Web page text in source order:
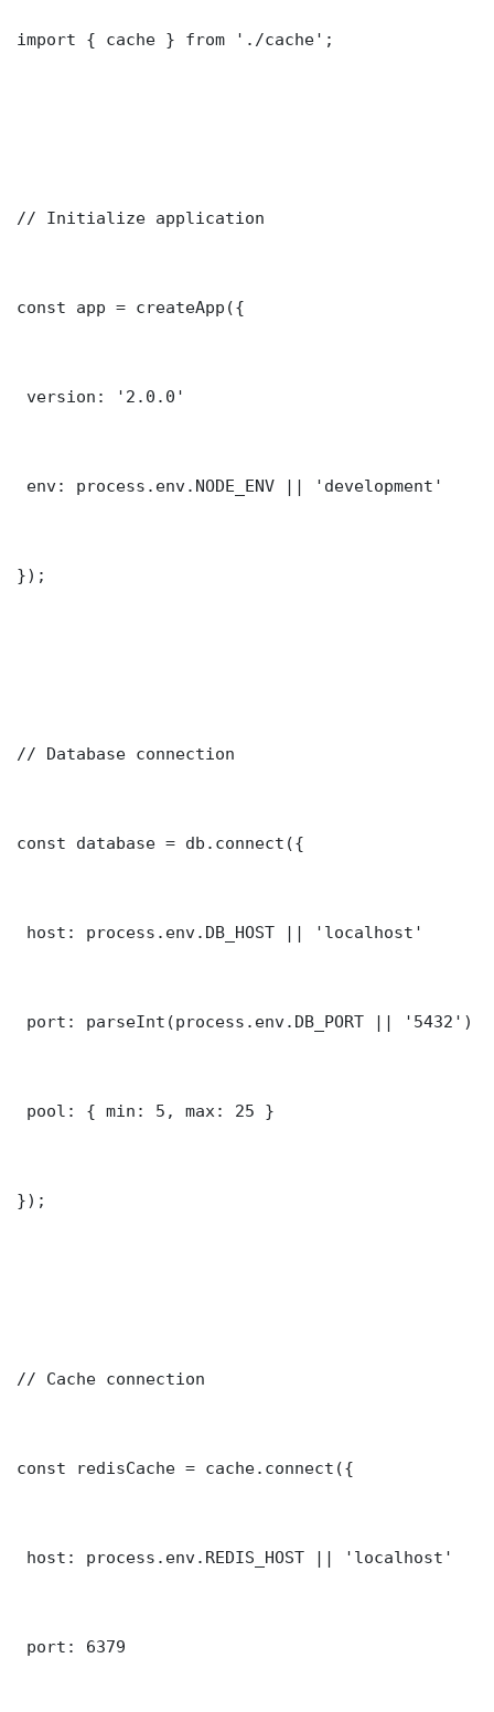
import { cache } from './cache';
// Initialize application
const app = createApp({
version: '2.0.0'
env: process.env.NODE_ENV || 'development'
});
// Database connection
const database = db.connect({
host: process.env.DB_HOST || 'localhost'
port: parseInt(process.env.DB_PORT || '5432')
pool: { min: 5, max: 25 }
});
// Cache connection
const redisCache = cache.connect({
host: process.env.REDIS_HOST || 'localhost'
port: 6379